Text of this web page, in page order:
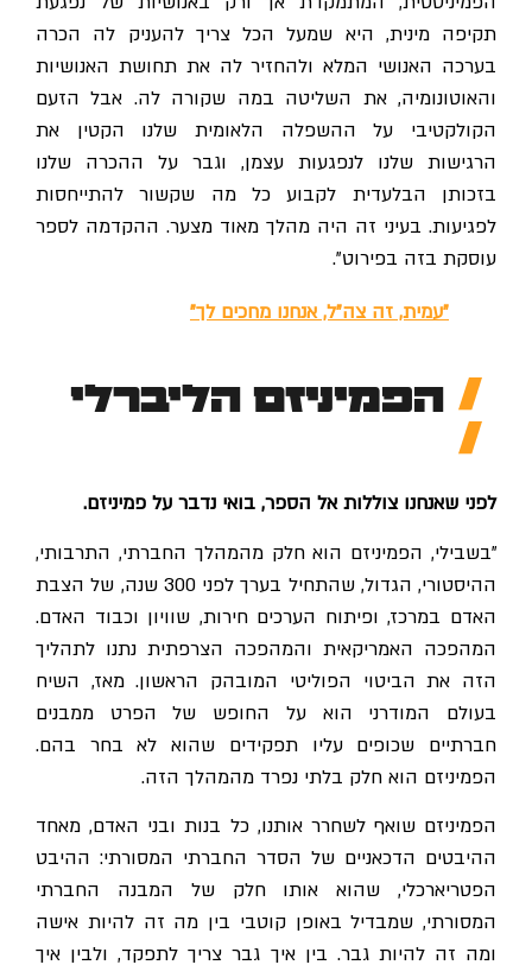
תקיפה מינית, היא שמעל הכל צריך להעניק לה הכרה
בערכה האנושי המלא ולהחזיר לה את תחושת האנושיות
והאוטונומיה, את השליטה במה שקורה לה. אבל הזעם
הקולקטיבי על ההשפלה הלאומית שלנו הקטין את
הרגישות שלנו לנפגעות עצמן, וגבר על ההכרה שלנו
בזכותן הבלעדית לקבוע כל מה שקשור להתייחסות
לפגיעות. בעיני זה היה מהלך מאוד מצער. ההקדמה לספר
עוסקת בזה בפירוט".
"עמית, זה צה"ל, אנחנו מחכים לך"
הפמיניזם הליברלי
לפני שאנחנו צוללות אל הספר, בואי נדבר על פמיניזם.
"בשבילי, הפמיניזם הוא חלק מהמהלך החברתי, התרבותי,
ההיסטורי, הגדול, שהתחיל בערך לפני 300 שנה, של הצבת
האדם במרכז, ופיתוח הערכים חירות, שוויון וכבוד האדם.
המהפכה האמריקאית והמהפכה הצרפתית נתנו לתהליך
הזה את הביטוי הפוליטי המובהק הראשון. מאז, השיח
בעולם המודרני הוא על החופש של הפרט ממבנים
חברתיים שכופים עליו תפקידים שהוא לא בחר בהם.
הפמיניזם הוא חלק בלתי נפרד מהמהלך הזה.
הפמיניזם שואף לשחרר אותנו, כל בנות ובני האדם, מאחד
ההיבטים הדכאניים של הסדר החברתי המסורתי: ההיבט
הפטריארכלי, שהוא אותו חלק של המבנה החברתי
המסורתי, שמבדיל באופן קוטבי בין מה זה להיות אישה
ומה זה להיות גבר. בין איך גבר צריך לתפקד, ולבין איך